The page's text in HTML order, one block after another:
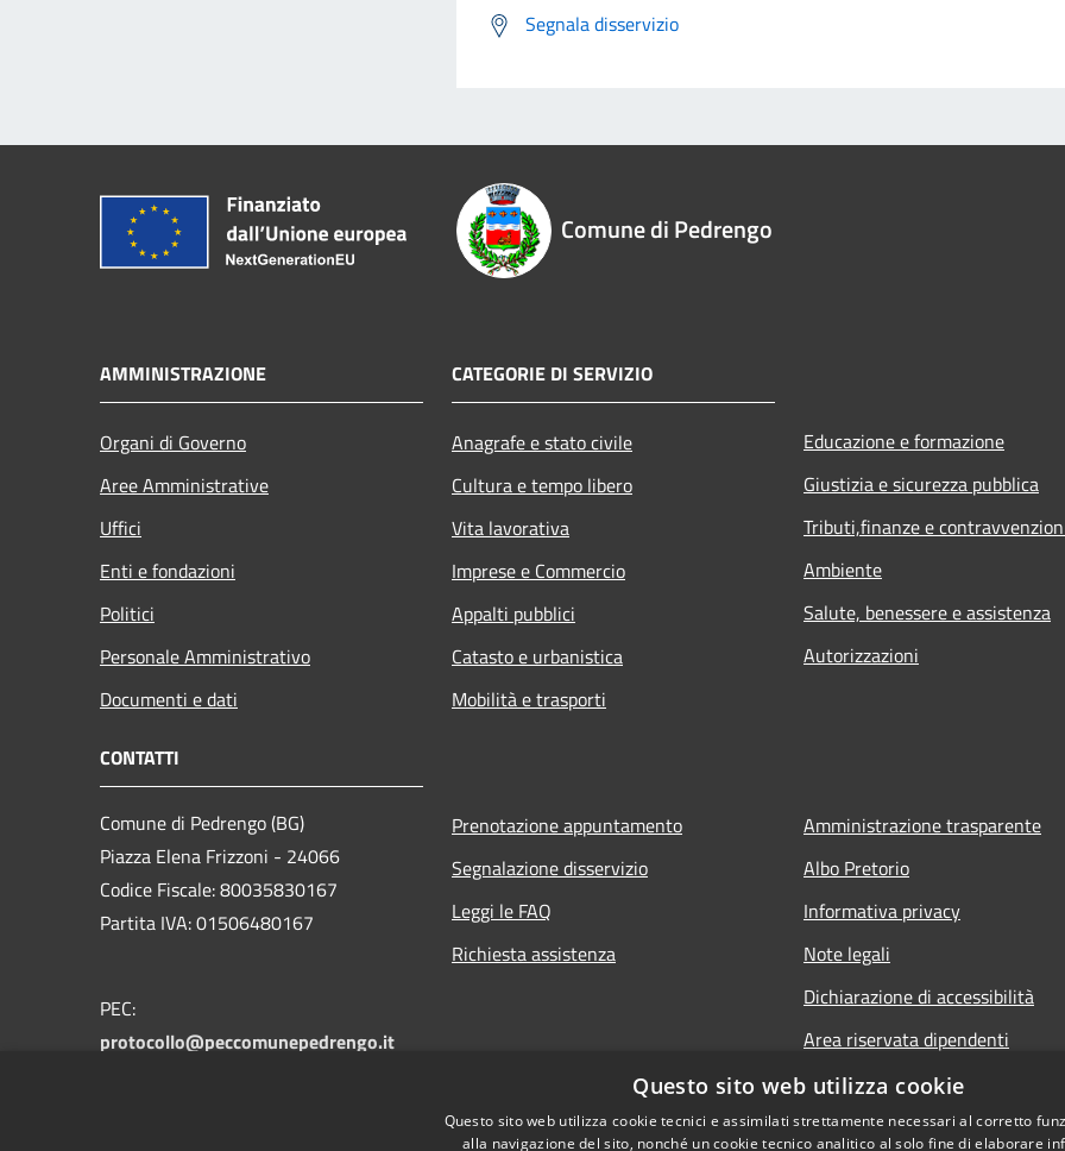
Segnala disservizio
Comune di Pedrengo
AMMINISTRAZIONE
Organi di Governo
Aree Amministrative
Uffici
Enti e fondazioni
Politici
Personale Amministrativo
Documenti e dati
CATEGORIE DI SERVIZIO
Anagrafe e stato civile
Cultura e tempo libero
Vita lavorativa
Imprese e Commercio
Appalti pubblici
Catasto e urbanistica
Mobilità e trasporti
Educazione e formazione
Giustizia e sicurezza pubblica
Tributi,finanze e
Ambiente
Salute, benessere e assistenza
Autorizzazioni
CONTATTI
Comune di Pedrengo (BG)
Piazza Elena Frizzoni - 24066
Codice Fiscale: 80035830167
Partita IVA: 01506480167
PEC:
protocollo@peccomunepedrengo.it
Prenotazione appuntamento
Segnalazione disservizio
Leggi le FAQ
Richiesta assistenza
Amministrazione trasparente
Albo Pretorio
Informativa privacy
Note legali
Dichiarazione di accessibilità
Area riservata dipendenti
Questo sito web utilizza cookie
Questo sito web utilizza cookie tecnici e assimilati strettamente necessari al corretto
alla navigazione del sito, nonché un cookie tecnico analitico al solo fine di elaborare